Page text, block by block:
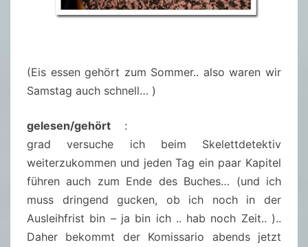
(Eis essen gehört zum Sommer.. also waren wir
Samstag auch schnell… )
gelesen/gehört
:
grad versuche ich beim Skelettdetektiv
weiterzukommen und jeden Tag ein paar Kapitel
führen auch zum Ende des Buches… (und ich
muss dringend gucken, ob ich noch in der
Ausleihfrist bin – ja bin ich .. hab noch Zeit.. )..
Daher bekommt der Komissario abends jetzt